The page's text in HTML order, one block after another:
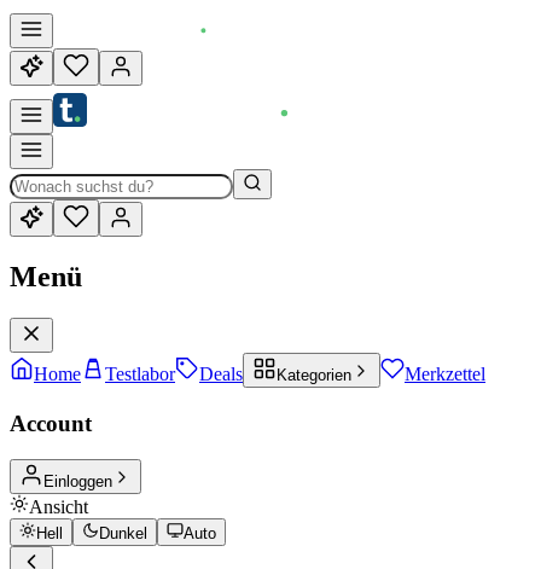
Menü
Home Testlabor Deals Kategorien Merkzettel
Account
Einloggen
Ansicht
Hell Dunkel Auto